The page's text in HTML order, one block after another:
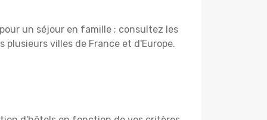
un séjour en famille ; consultez les
villes de France et d'Europe.